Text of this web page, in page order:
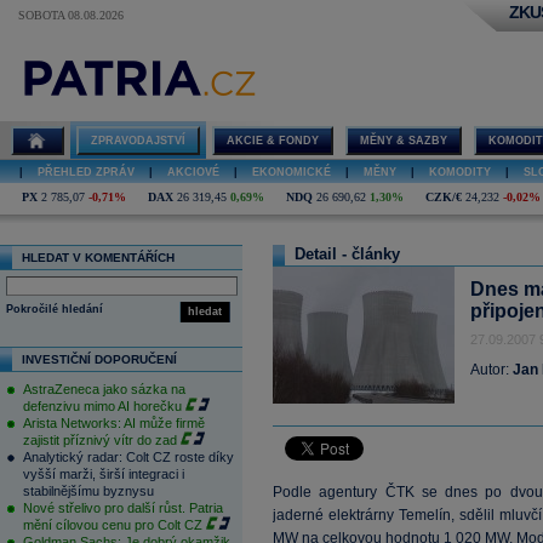
SOBOTA 08.08.2026
ZPRAVODAJSTVÍ AKCIE & FONDY MĚNY & SAZBY
PŘEHLED ZPRÁV AKCIOVÉ EKONOMICKÉ MĚNY KOMODITY
PX 2 785,07 -0,71% DAX 26 319,45 0,69% NDQ 26 690,62 1,30% CZK/€ 24,232 -0,02%
HLEDAT V KOMENTÁŘÍCH
hledat
Pokročilé hledání
INVESTIČNÍ DOPORUČENÍ
AstraZeneca jako sázka na
defenzivu mimo AI horečku
Arista Networks: AI může firmě
zajistit příznivý vítr do zad
Analytický radar: Colt CZ roste díky
vyšší marži, širší integraci i
stabilnějšímu byznysu
Nové střelivo pro další růst. Patria
mění cílovou cenu pro Colt CZ
Detail - články
Dnes
27.09.2007
Autor: Jan
Podle agentury ČTK se dnes po
jaderné elektrárny Temelín, sdělil
MW na celkovou hodnotu 1 020 MW.